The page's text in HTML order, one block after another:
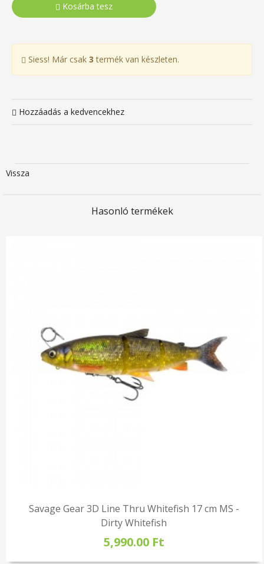
Kosárba tesz
Siess! Már csak 3 termék van készleten.
Hozzáadás a kedvencekhez
Vissza
Hasonló termékek
Savage Gear 3D Line Thru Whitefish 17 cm MS -
Dirty Whitefish
5,990.00 Ft